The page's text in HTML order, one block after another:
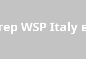
WSP Italy